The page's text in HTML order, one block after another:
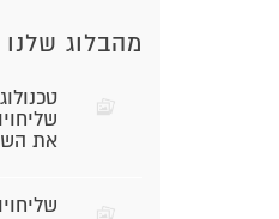
מהבלוג שלנו
את